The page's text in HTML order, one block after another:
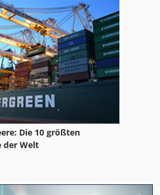
Die 10 größten
der Welt